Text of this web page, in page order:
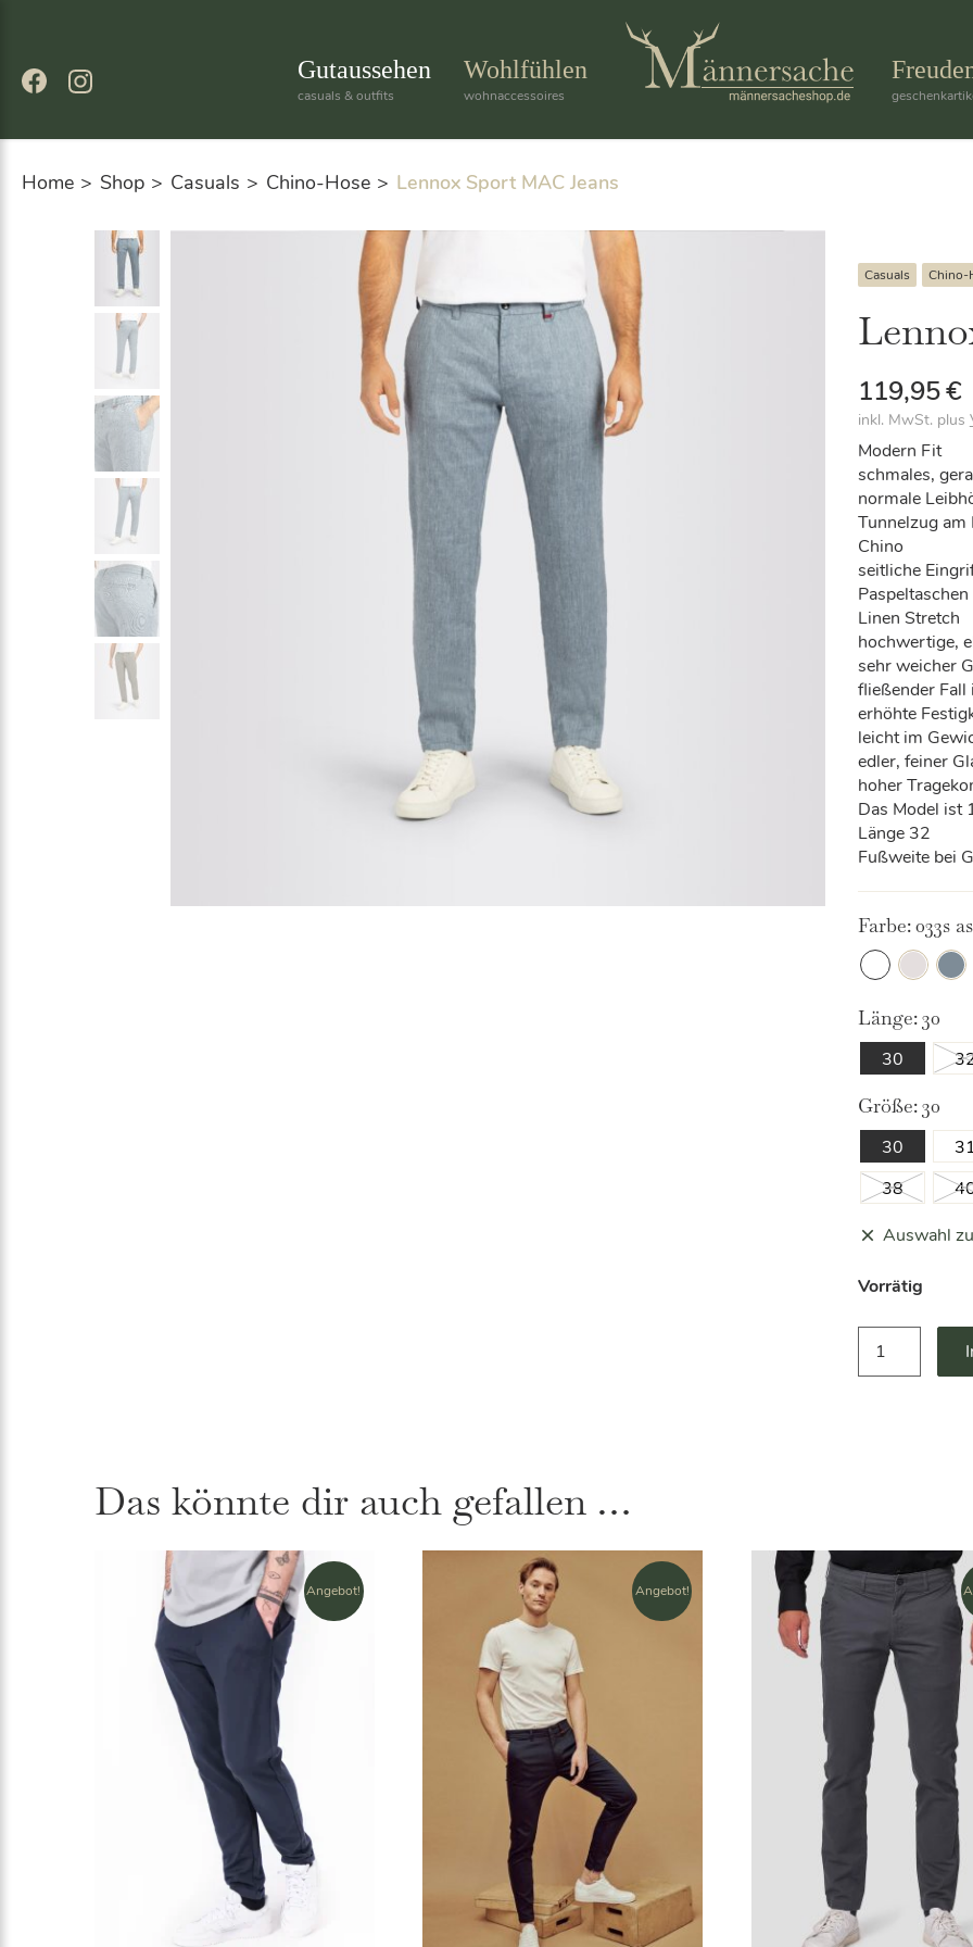
Gutaussehen
casuals & outfits
Wohlfühlen
wohnaccessoires
Home Shop Casuals Chino-Hose Lennox Sport MAC Jeans
Casuals Chino-
119,95€
inkl. MwSt. plus
Modern Fit
schmales,
normale
Tunnelzug am
Chino
seitliche
Linen Stretch
hochwertige,
sehr weicher
fließender Fall
erhöhte
leicht im
edler, feiner
hoher
Das Model ist
Länge 32
Fußweite bei
Farbe:033s
033S
stripes
051 174
blue
Länge:30
30
Größe:30
30
38
Auswahl
Vorrätig
Sport
Das könnte dir auch gefallen …
Angebot! Angebot!